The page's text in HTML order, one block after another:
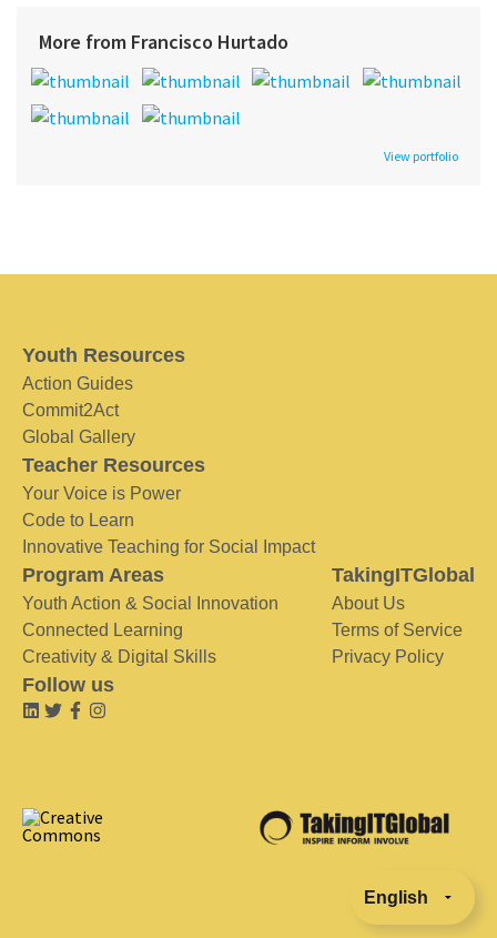
More from Francisco Hurtado
View portfolio
Youth Resources
Action Guides
Commit2Act
Global Gallery
Teacher Resources
Your Voice is Power
Code to Learn
Innovative Teaching for Social Impact
Program Areas
Youth Action & Social Innovation
Connected Learning
Creativity & Digital Skills
TakingITGlobal
About Us
Terms of Service
Privacy Policy
Follow us